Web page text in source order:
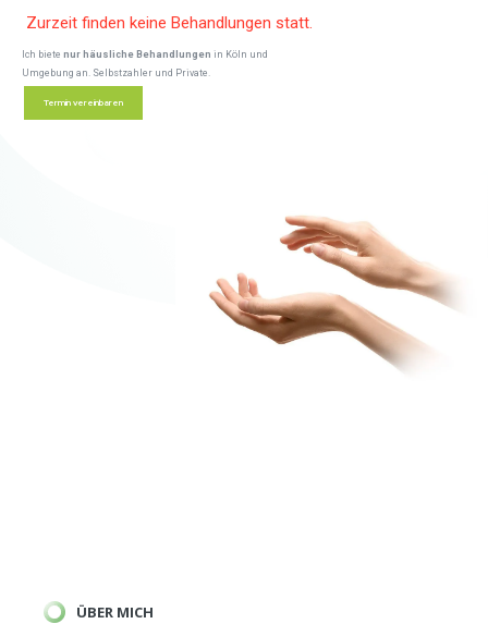
Termin vereinbaren
Ich biete nur häusliche Behandlungen in Köln und
Umgebung an. Selbstzahler und Private.
Zurzeit finden keine Behandlungen statt.
ÜBER MICH